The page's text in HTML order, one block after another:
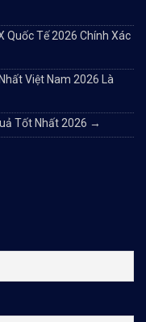
Quốc Tế 2026 Chính Xác
Việt Nam 2026 Là
Tốt Nhất 2026 →